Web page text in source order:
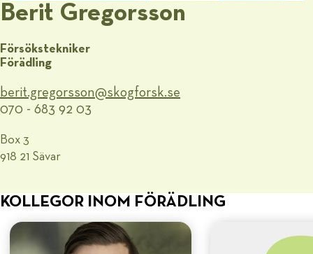
Berit Gregorsson
Försökstekniker
Förädling
berit.gregorsson@​skogforsk.se
070 - 683 92 03
Box 3
918 21 Sävar
KOLLEGOR INOM FÖRÄDLING